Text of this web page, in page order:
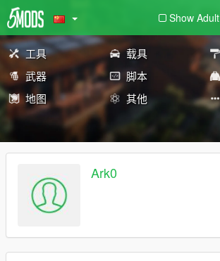
Show Adult
工具 载具
武器
脚本
地图
其他
Ark0